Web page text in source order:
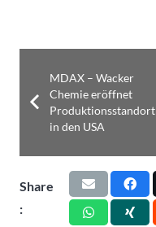
MDAX – Wacker
Chemie eröffnet
Produktionsstandort
in den USA
Share
: